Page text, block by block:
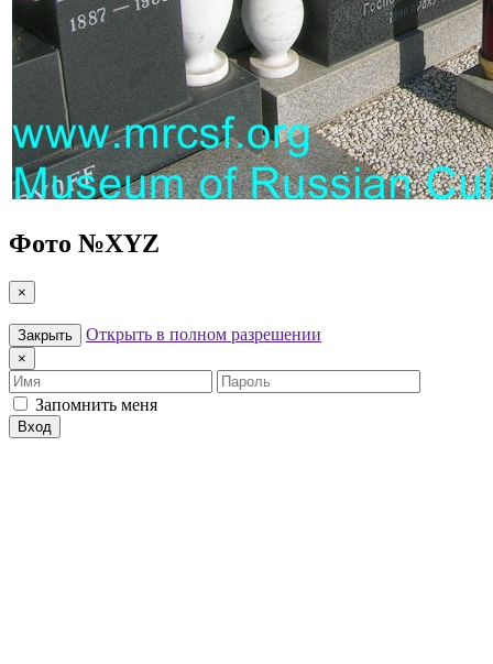
Фото №XYZ
×
Закрыть Открыть в полном разрешении
×
Имя
Пароль
Запомнить меня
Вход